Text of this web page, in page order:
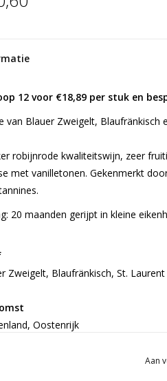
12 voor €18,89 per stuk en
van Blauer Zweigelt, Blaufränkisch
robijnrode kwaliteitswijn, zeer
met vanilletonen. Gekenmerkt
20 maanden gerijpt in kleine
Zweigelt, Blaufränkisch, St. Laurent
Oostenrijk
Aan